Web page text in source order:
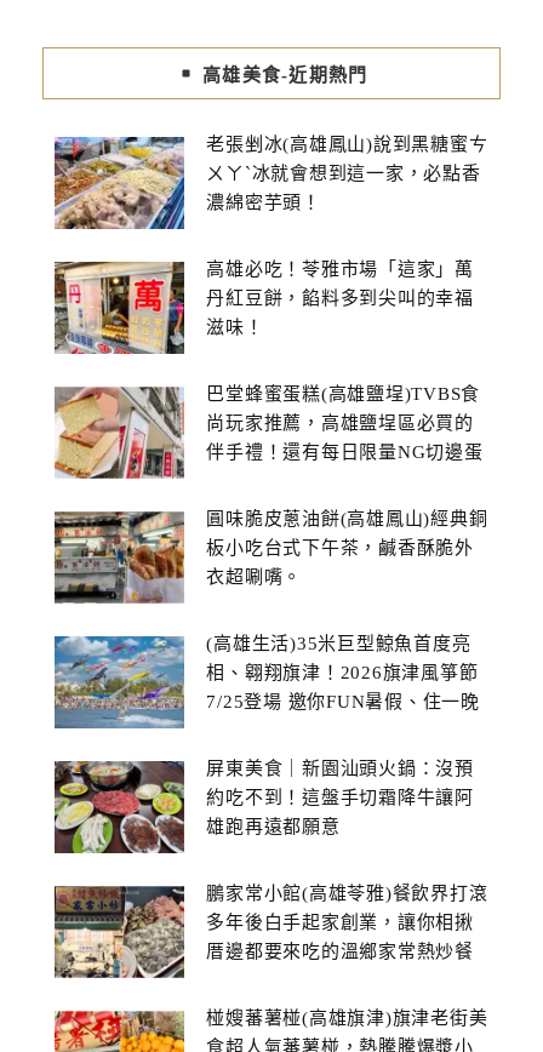
高雄美食-近期熱門
老張剉冰(高雄鳳山)說到黑糖蜜ㄘ
ㄨㄚˋ冰就會想到這一家，必點香
濃綿密芋頭！
高雄必吃！苓雅市場「這家」萬
丹紅豆餅，餡料多到尖叫的幸福
滋味！
巴堂蜂蜜蛋糕(高雄鹽埕)TVBS食
尚玩家推薦，高雄鹽埕區必買的
伴手禮！還有每日限量NG切邊蛋
圓味脆皮蔥油餅(高雄鳳山)經典銅
板小吃台式下午茶，鹹香酥脆外
衣超唰嘴。
(高雄生活)35米巨型鯨魚首度亮
相、翱翔旗津！2026旗津風箏節
7/25登場 邀你FUN暑假、住一晚
屏東美食｜新園汕頭火鍋：沒預
約吃不到！這盤手切霜降牛讓阿
雄跑再遠都願意
鵬家常小館(高雄苓雅)餐飲界打滾
多年後白手起家創業，讓你相揪
厝邊都要來吃的溫鄉家常熱炒餐
椪嫂蕃薯椪(高雄旗津)旗津老街美
食超人氣蕃薯椪，熱騰騰爆漿小